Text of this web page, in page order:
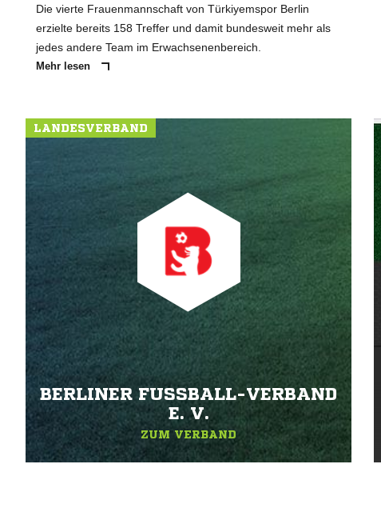
Die vierte Frauenmannschaft von Türkiyemspor Berlin
erzielte bereits 158 Treffer und damit bundesweit mehr als
jedes andere Team im Erwachsenenbereich.
Mehr lesen
LANDESVERBAND
BERLINER FUSSBALL-VERBAND E
. V.
ZUM VERBAND